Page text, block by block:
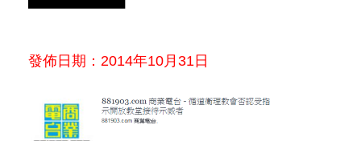
發佈日期：2014年10月31日